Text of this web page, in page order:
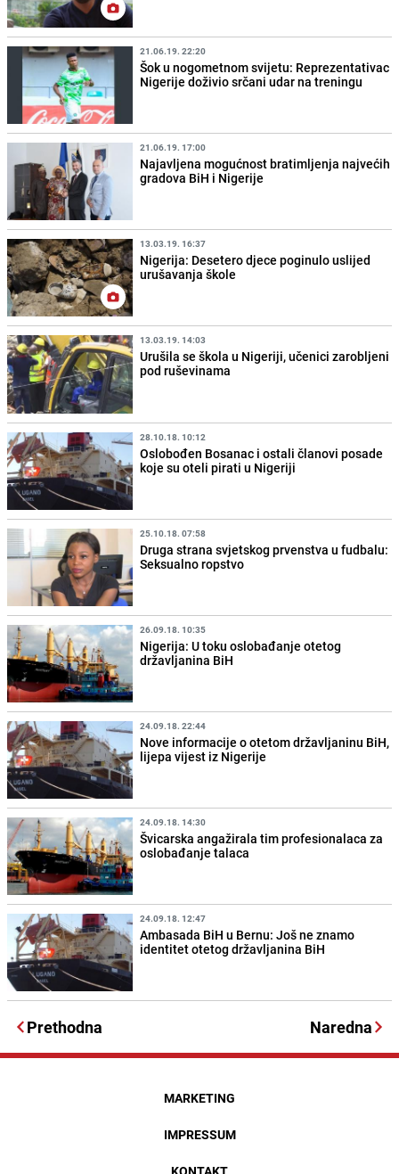
21.06.19. 22:20
Šok u nogometnom svijetu: Reprezentativac
Nigerije doživio srčani udar na treningu
21.06.19. 17:00
Najavljena mogućnost bratimljenja najvećih
gradova BiH i Nigerije
13.03.19. 16:37
Nigerija: Desetero djece poginulo uslijed
urušavanja škole
13.03.19. 14:03
Urušila se škola u Nigeriji, učenici zarobljeni
pod ruševinama
28.10.18. 10:12
Oslobođen Bosanac i ostali članovi posade
koje su oteli pirati u Nigeriji
25.10.18. 07:58
Druga strana svjetskog prvenstva u fudbalu:
Seksualno ropstvo
26.09.18. 10:35
Nigerija: U toku oslobađanje otetog
državljanina BiH
24.09.18. 22:44
Nove informacije o otetom državljaninu BiH,
lijepa vijest iz Nigerije
24.09.18. 14:30
Švicarska angažirala tim profesionalaca za
oslobađanje talaca
24.09.18. 12:47
Ambasada BiH u Bernu: Još ne znamo
identitet otetog državljanina BiH
Prethodna Naredna
MARKETING
IMPRESSUM